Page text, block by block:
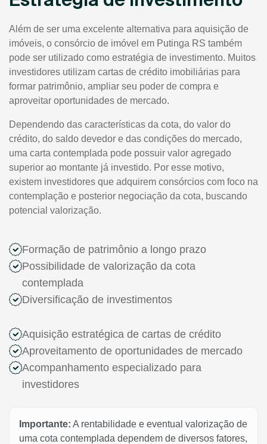
Além de ser uma excelente alternativa para aquisição de
imóveis, o consórcio de imóvel em Putinga RS também
pode ser utilizado como estratégia de investimento. Muitos
investidores utilizam cartas de crédito imobiliárias para
formar patrimônio, ampliar seu poder de compra e
aproveitar oportunidades de mercado.
Dependendo das características da cota, do valor do
crédito, do saldo devedor e das condições do mercado,
uma carta contemplada pode possuir valor agregado
superior ao montante já investido. Por esse motivo,
existem investidores que adquirem consórcios com foco na
contemplação e posterior negociação da cota, buscando
potencial valorização.
Formação de patrimônio a longo prazo
Possibilidade de valorização da cota
contemplada
Diversificação de investimentos
Aquisição estratégica de cartas de crédito
Aproveitamento de oportunidades de mercado
Acompanhamento especializado para
investidores
Importante: A rentabilidade e eventual valorização de
uma cota contemplada dependem de diversos fatores,